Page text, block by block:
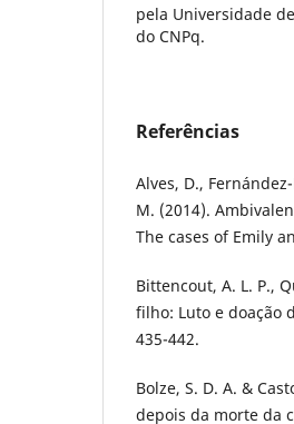
pela Universidade
do CNPq.
Referências
Alves, D.,
M. (2014).
The cases of Emily
Bittencout, A. L. P.,
filho: Luto e doação
435-442.
Bolze, S. D. A. &
depois da morte da